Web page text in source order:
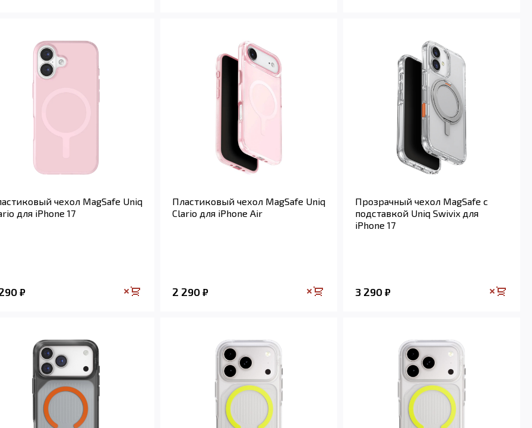
чехол MagSafe Uniq
для iPhone 17
₽
Пластиковый чехол MagSafe Uniq
Clario для iPhone Air
2 290 ₽
Прозрачный чехол MagSafe с
подставкой Uniq Swivix для
iPhone 17
3 290 ₽